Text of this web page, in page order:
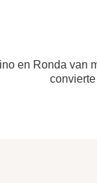
en Ronda van